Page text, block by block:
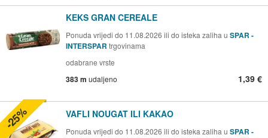
KEKS GRAN CEREALE
Ponuda vrijedi do 11.08.2026 ili do isteka zaliha u SPAR -
INTERSPAR trgovinama
odabrane vrste
383 m udaljeno 1,39 €
VAFLI NOUGAT ILI KAKAO
Ponuda vrijedi do 11.08.2026 ili do isteka zaliha u SPAR -
-25%